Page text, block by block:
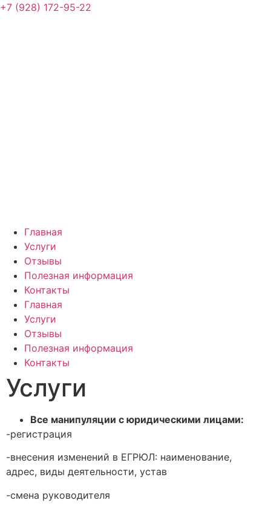
+7 (928) 172-95-22
Главная
Услуги
Отзывы
Полезная информация
Контакты
Главная
Услуги
Отзывы
Полезная информация
Контакты
Услуги
Все манипуляции с юридическими лицами:
-регистрация
-внесения изменений в ЕГРЮЛ: наименование,
адрес, виды деятельности, устав
-смена руководителя